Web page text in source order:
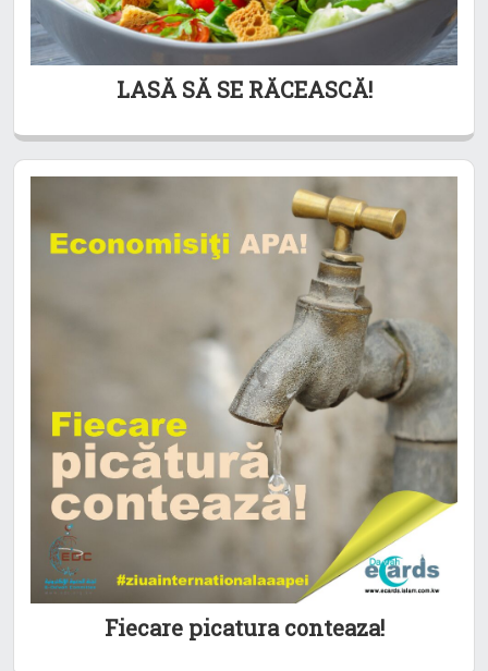
LASĂ SĂ SE RĂCEASCĂ!
Fiecare picatura conteaza!